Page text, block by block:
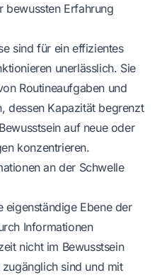
bewussten Erfahrung
sind für ein effizientes
unerlässlich. Sie
Routineaufgaben und
dessen Kapazität begrenzt
auf neue oder
konzentrieren.
an der Schwelle
eigenständige Ebene der
Informationen
nicht im Bewusstsein
sind und mit